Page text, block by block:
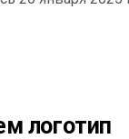
логотип